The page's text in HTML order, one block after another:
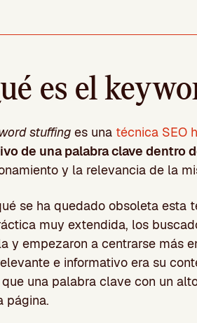
es el
stuffing es una técnica SEO
de una palabra clave dentro
y la relevancia de la
se ha quedado obsoleta esta
muy extendida, los
y empezaron a centrarse más
e informativo era su
una palabra clave con un
página.